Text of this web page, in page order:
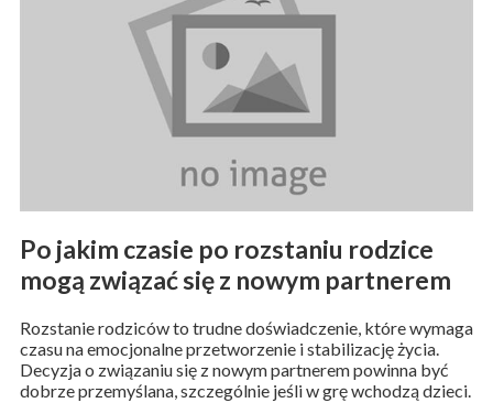
Po jakim czasie po rozstaniu rodzice
mogą związać się z nowym partnerem
Rozstanie rodziców to trudne doświadczenie, które wymaga
czasu na emocjonalne przetworzenie i stabilizację życia.
Decyzja o związaniu się z nowym partnerem powinna być
dobrze przemyślana, szczególnie jeśli w grę wchodzą dzieci.